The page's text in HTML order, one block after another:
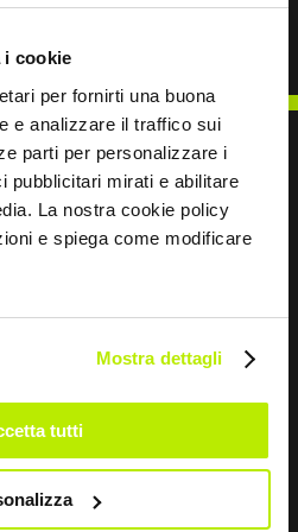
i cookie
per fornirti una buona
e analizzare il traffico sui
parti per personalizzare i
pubblicitari mirati e abilitare
La nostra cookie policy
e spiega come modificare
Mostra dettagli
tutti
SCRIVICI